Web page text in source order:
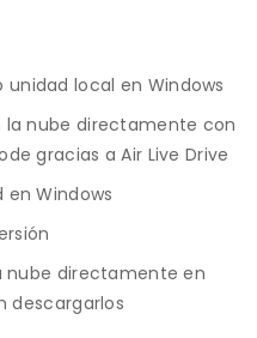
local en Windows
nube directamente con
gracias a Air Live Drive
Windows
nube directamente en
descargarlos